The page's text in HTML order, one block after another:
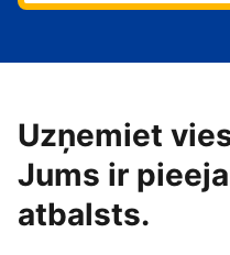
Uzņemiet
Jums ir
atbalsts.